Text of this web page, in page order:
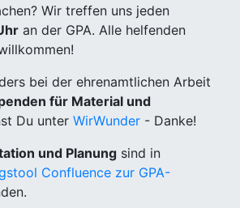
Wir treffen uns jeden
an der GPA. Alle helfenden
bei der ehrenamtlichen Arbeit
für Material und
Du unter WirWunder - Danke!
und Planung sind in
Confluence zur GPA-